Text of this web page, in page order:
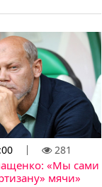
281
«Мы сами
мячи»